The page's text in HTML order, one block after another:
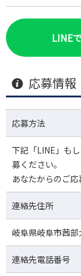
LINE
応募情報
応募方法
下記「LINE」も
募ください。
あなたからのご応
連絡先住所
岐阜県岐阜市茜
連絡先電話番号